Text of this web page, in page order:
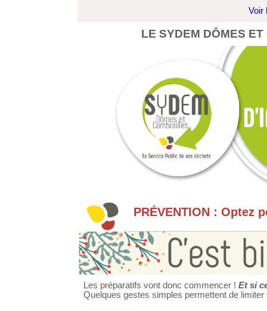
Voir
LE SYDEM DÔMES
PRÉVENTION : Optez
Les préparatifs vont donc commencer ! Et si
Quelques gestes simples permettent de